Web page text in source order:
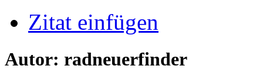
Zitat einfügen
Autor: radneuerfinder